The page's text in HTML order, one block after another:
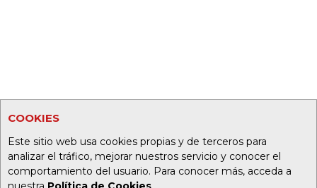
COOKIES
Este sitio web usa cookies propias y de terceros para
analizar el tráfico, mejorar nuestros servicio y conocer el
comportamiento del usuario. Para conocer más, acceda a